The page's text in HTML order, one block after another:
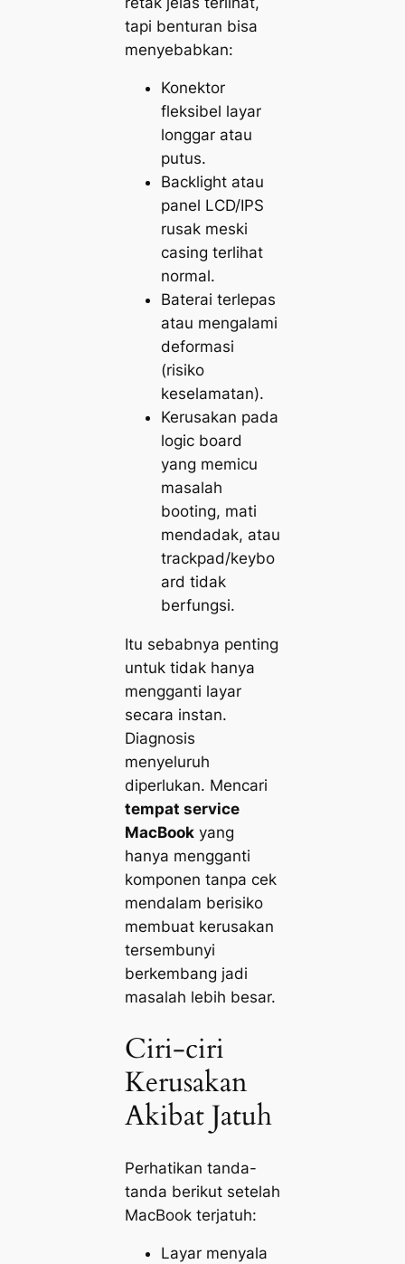
tapi benturan bisa
menyebabkan:
Konektor
fleksibel layar
longgar atau
putus.
Backlight atau
panel LCD/IPS
rusak meski
casing terlihat
normal.
Baterai terlepas
atau mengalami
deformasi
(risiko
keselamatan).
Kerusakan pada
logic board
yang memicu
masalah
booting, mati
mendadak, atau
trackpad/keybo
ard tidak
berfungsi.
Itu sebabnya penting
untuk tidak hanya
mengganti layar
secara instan.
Diagnosis
menyeluruh
diperlukan. Mencari
tempat service
MacBookyang
hanya mengganti
komponen tanpa cek
mendalam berisiko
membuat kerusakan
tersembunyi
berkembang jadi
masalah lebih besar.
Ciri-ciri
Kerusakan
Akibat Jatuh
Perhatikan tanda-
tanda berikut setelah
MacBook terjatuh:
Layar menyala